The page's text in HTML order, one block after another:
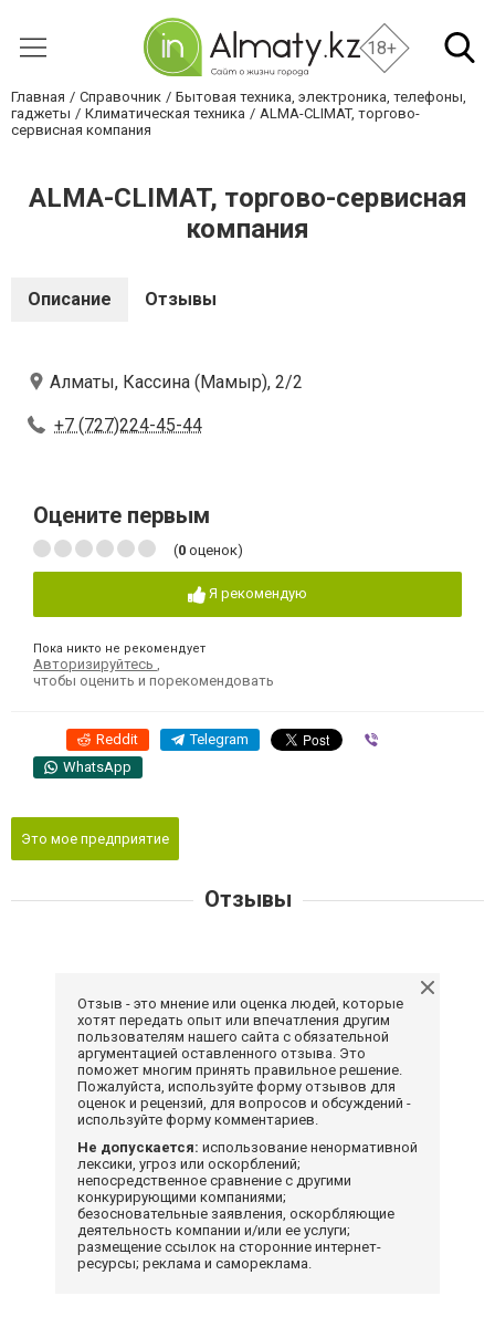
18+
Главная Справочник
Бытовая техника, электроника, телефоны,
гаджеты
Климатическая техника
ALMA-CLIMAT, торгово-
сервисная компания
ALMA-CLIMAT, торгово-сервисная
компания
Описание Отзывы
Алматы, Кассина (Мамыр), 2/2
+7 (727)224-45-44
Оцените первым
(0 оценок)
Я рекомендую
Пока никто не рекомендует
Авторизируйтесь
чтобы оценить и порекомендовать
Reddit Telegram
WhatsApp
Это мое предприятие
Отзывы
Отзыв - это мнение или оценка людей, которые
хотят передать опыт или впечатления другим
пользователям нашего сайта с обязательной
аргументацией оставленного отзыва. Это
поможет многим принять правильное решение.
Пожалуйста, используйте форму отзывов для
оценок и рецензий, для вопросов и обсуждений -
используйте форму комментариев.
Не допускается: использование ненормативной
лексики, угроз или оскорблений;
непосредственное сравнение с другими
конкурирующими компаниями;
безосновательные заявления, оскорбляющие
деятельность компании и/или ее услуги;
размещение ссылок на сторонние интернет-
ресурсы; реклама и самореклама.